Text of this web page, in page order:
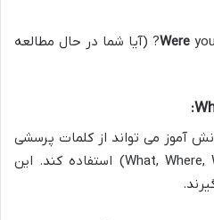
Wereyou studying when I called? (آیا شما در حال مطالعه
آموز می تواند از کلمات پرسشی
Wh- (مانند What, Where, When, Why, Who) استفاده کند. این